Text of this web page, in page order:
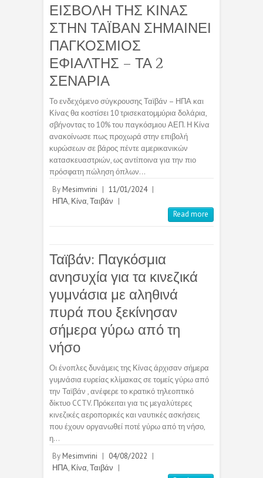
ΕΙΣΒΟΛΗ ΤΗΣ ΚΙΝΑΣ
ΣΤΗΝ ΤΑΪΒΑΝ ΣΗΜΑΙΝΕΙ
ΠΑΓΚΟΣΜΙΟΣ
ΕΦΙΑΛΤΗΣ – ΤΑ 2
ΣΕΝΑΡΙΑ
Το ενδεχόμενο σύγκρουσης Ταϊβάν – ΗΠΑ και
Κίνας θα κοστίσει 10 τρισεκατομμύρια δολάρια,
σβήνοντας το 10% του παγκόσμιου ΑΕΠ. Η Κίνα
ανακοίνωσε πως προχωρά στην επιβολή
κυρώσεων σε βάρος πέντε αμερικανικών
κατασκευαστριών, ως αντίποινα για την πιο
πρόσφατη πώληση όπλων…
By Mesimvrini | 11/01/2024 |
ΗΠΑ, Κίνα,Ταιβάν |
Read more
Ταϊβάν: Παγκόσμια
ανησυχία για τα κινεζικά
γυμνάσια με αληθινά
πυρά που ξεκίνησαν
σήμερα γύρω από τη
νήσο
Οι ένοπλες δυνάμεις της Κίνας άρχισαν σήμερα
γυμνάσια ευρείας κλίμακας σε τομείς γύρω από
την Ταϊβάν , ανέφερε το κρατικό τηλεοπτικό
δίκτυο CCTV. Πρόκειται για τις μεγαλύτερες
κινεζικές αεροπορικές και ναυτικές ασκήσεις
που έχουν οργανωθεί ποτέ γύρω από τη νήσο,
η…
By Mesimvrini | 04/08/2022 |
ΗΠΑ, Κίνα,Ταιβάν |